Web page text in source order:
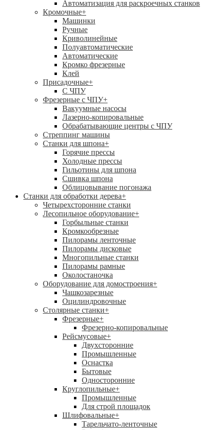
Автоматизация для раскроечных станков
Кромочные+
Машинки
Ручные
Криволинейные
Полуавтоматические
Автоматические
Кромко фрезерные
Клей
Присадочные+
С ЧПУ
Фрезерные с ЧПУ+
Вакуумные насосы
Лазерно-копировальные
Обрабатывающие центры с ЧПУ
Стреппинг машины
Станки для шпона+
Горячие прессы
Холодные прессы
Гильотины для шпона
Сшивка шпона
Облицовывание погонажа
Станки для обработки дерева+
Четырехсторонние станки
Лесопильное оборудование+
Горбыльные станки
Кромкообрезные
Пилорамы ленточные
Пилорамы дисковые
Многопильные станки
Пилорамы рамные
Околостаночка
Оборудование для домостроения+
Чашкозарезные
Оцилиндровочные
Столярные станки+
Фрезерные+
Фрезерно-копировальные
Рейсмусовые+
Двухсторонние
Промышленные
Оснастка
Бытовые
Односторонние
Круглопильные+
Промышленные
Для строй площадок
Шлифовальные+
Тарельчато-ленточные